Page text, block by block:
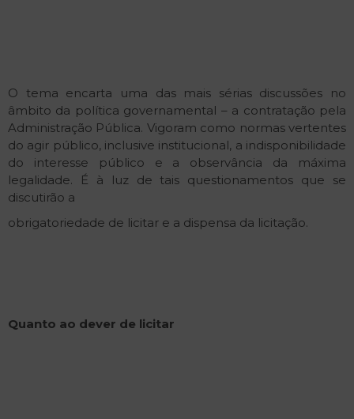
O tema encarta uma das mais sérias discussões no
âmbito da política governamental – a contratação pela
Administração Pública. Vigoram como normas vertentes
do agir público, inclusive institucional, a indisponibilidade
do interesse público e a observância da máxima
legalidade. É à luz de tais questionamentos que se
discutirão a
obrigatoriedade de licitar e a dispensa da licitação.
Quanto ao dever de licitar